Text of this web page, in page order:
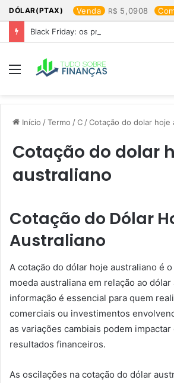
DÓLAR(PTAX) Venda 5,0908
Black Friday: os produtos que mais
Menu
Início /Termo /C /Cotação do dolar hoje
Cotação do dolar
australiano​
Cotação do Dólar
Australiano
A cotação do dólar hoje australiano é
moeda australiana em relação ao dólar
informação é essencial para quem
comerciais ou investimentos
as variações cambiais podem
resultados financeiros.
As oscilações na cotação do dólar